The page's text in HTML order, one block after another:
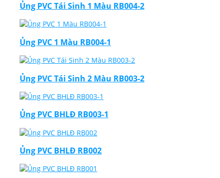
Ủng PVC Tái Sinh 1 Màu RB004-2
Ủng PVC 1 Màu RB004-1
Ủng PVC Tái Sinh 2 Màu RB003-2
Ủng PVC BHLĐ RB003-1
Ủng PVC BHLĐ RB002